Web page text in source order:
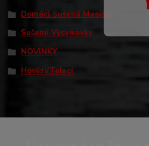
Domácí Sušená Masíčka
Sušené Výcvikovky
NOVINKY
Hovězí/Telecí